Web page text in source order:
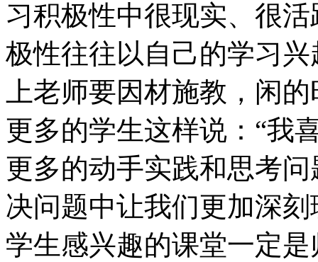
习积极性中很现实、很
极性往往以自己的学习
上老师要因材施教，闲
更多的学生这样说：“我
更多的动手实践和思考
决问题中让我们更加深
学生感兴趣的课堂一定